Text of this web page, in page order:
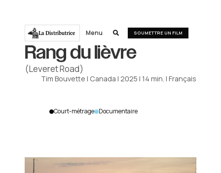
La Distributrice Menu  SOUMETTRE UN FILM
Rang du lièvre
(Leveret Road)
Tim Bouvette | Canada |2025 |14 min. |Français
Court-métrage Documentaire